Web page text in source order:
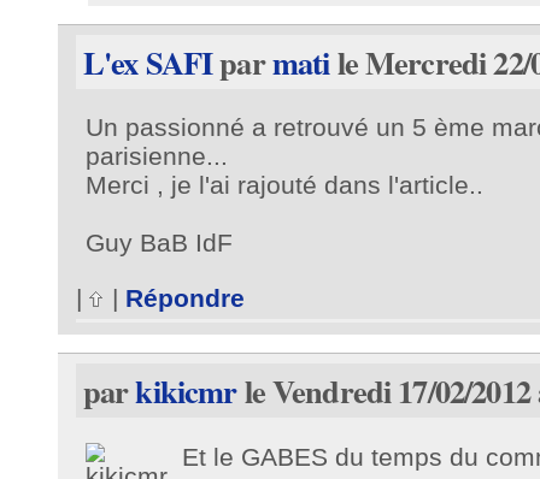
L'ex SAFIparmatile Mercredi 22/
Un passionné a retrouvé un 5 ème
parisienne...
Merci , je l'ai rajouté dans l'article..
Guy BaB IdF
|
| Répondre
parkikicmrle Vendredi 17/02/2012
Et le GABES du temps du